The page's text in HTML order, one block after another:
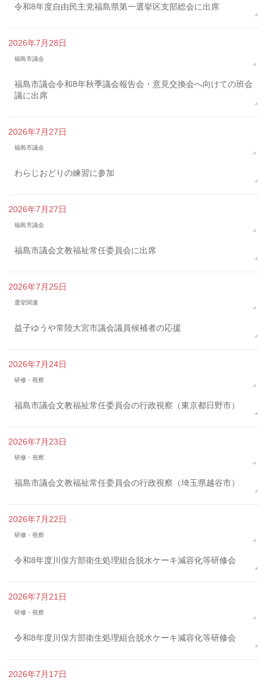
令和8年度自由民主党福島県第一選挙区支部総会に出席
2026年7月28日
福島市議会
福島市議会令和8年秋季議会報告会・意見交換会へ向けての班会
議に出席
2026年7月27日
福島市議会
わらじおどりの練習に参加
2026年7月27日
福島市議会
福島市議会文教福祉常任委員会に出席
2026年7月25日
選挙関連
益子ゆうや常陸大宮市議会議員候補者の応援
2026年7月24日
研修・視察
福島市議会文教福祉常任委員会の行政視察（東京都日野市）
2026年7月23日
研修・視察
福島市議会文教福祉常任委員会の行政視察（埼玉県越谷市）
2026年7月22日
研修・視察
令和8年度川俣方部衛生処理組合脱水ケーキ減容化等研修会
2026年7月21日
研修・視察
令和8年度川俣方部衛生処理組合脱水ケーキ減容化等研修会
2026年7月17日